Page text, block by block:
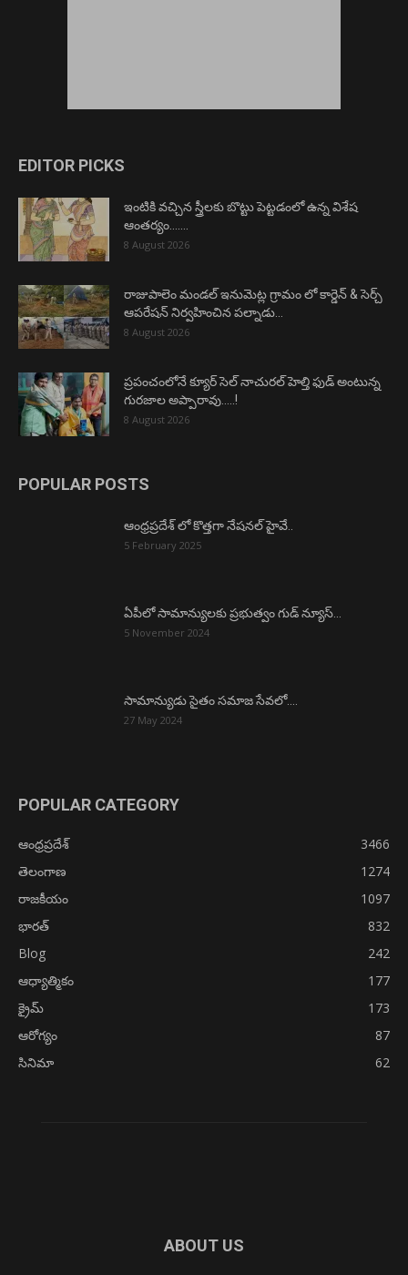
EDITOR PICKS
ఇంటికి వచ్చిన స్త్రీలకు బొట్టు పెట్టడంలో ఉన్న విశేష
ఆంతర్యం…….
8 August 2026
రాజుపాలెం మండల్ ఇనుమెట్ల గ్రామం లో కార్డెన్ & సెర్చ్
ఆపరేషన్ నిర్వహించిన పల్నాడు...
8 August 2026
ప్రపంచంలోనే క్యూర్ సెల్ నాచురల్ హెల్తి ఫుడ్ అంటున్న
గురజాల అప్పారావు…..!
8 August 2026
POPULAR POSTS
ఆంధ్రప్రదేశ్ లో కొత్తగా నేషనల్ హైవే..
5 February 2025
ఏపీలో సామాన్యులకు ప్రభుత్వం గుడ్ న్యూస్…
5 November 2024
సామాన్యుడు సైతం సమాజ సేవలో….
27 May 2024
POPULAR CATEGORY
ఆంధ్రప్రదేశ్
3466
తెలంగాణ
1274
రాజకీయం
1097
భారత్
832
Blog
242
ఆధ్యాత్మికం
177
క్రైమ్
173
ఆరోగ్యం
87
సినిమా
62
ABOUT US